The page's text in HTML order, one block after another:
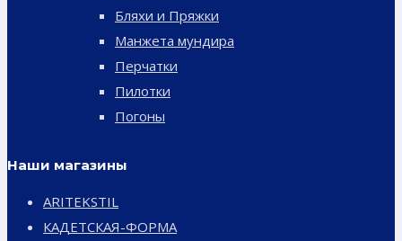
Бляхи и Пряжки
Манжета мундира
Перчатки
Пилотки
Погоны
Наши магазины
ARITEKSTIL
КАДЕТСКАЯ-ФОРМА